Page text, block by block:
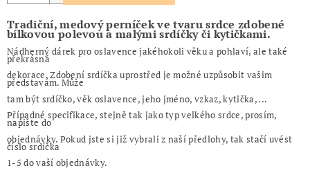
Tradiční, medový perníček ve tvaru srdce zdobené
bílkovou polevou a malými srdíčky či kytičkami.
Nádherný dárek pro oslavence jakéhokoli věku a pohlaví, ale také
překrásná
dekorace.Zdobení srdíčka uprostřed je možné uzpůsobit vašim
představám. Může
tam být srdíčko, věk oslavence, jeho jméno, vzkaz, kytička, ...
Případné specifikace, stejně tak jako typ velkého srdce, prosím,
napište do
objednávky. Pokud jste si již vybrali z naší předlohy, tak stačí uvést
číslo srdíčka
1-5 do vaší objednávky.